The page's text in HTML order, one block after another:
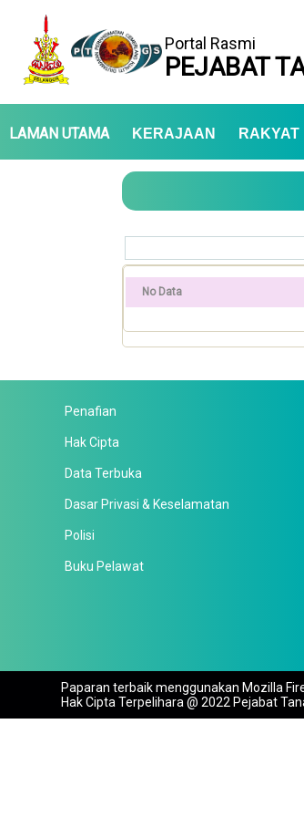
Portal Rasmi
PEJABAT
LAMAN UTAMA KERAJAAN RAKYAT
No Data
Penafian
Hak Cipta
Data Terbuka
Dasar Privasi & Keselamatan
Polisi
Buku Pelawat
Paparan terbaik menggunakan Mozilla
Hak Cipta Terpelihara @ 2022 Pejabat